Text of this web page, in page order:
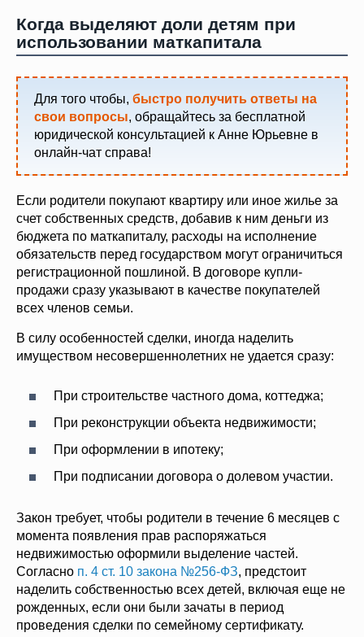
Когда выделяют доли детям при
использовании маткапитала
Для того чтобы, быстро получить ответы на
свои вопросы, обращайтесь за бесплатной
юридической консультацией к Анне Юрьевне в
онлайн-чат справа!
Если родители покупают квартиру или иное жилье за
счет собственных средств, добавив к ним деньги из
бюджета по маткапиталу, расходы на исполнение
обязательств перед государством могут ограничиться
регистрационной пошлиной. В договоре купли-
продажи сразу указывают в качестве покупателей
всех членов семьи.
В силу особенностей сделки, иногда наделить
имуществом несовершеннолетних не удается сразу:
При строительстве частного дома, коттеджа;
При реконструкции объекта недвижимости;
При оформлении в ипотеку;
При подписании договора о долевом участии.
Закон требует, чтобы родители в течение 6 месяцев с
момента появления прав распоряжаться
недвижимостью оформили выделение частей.
Согласно п. 4 ст. 10 закона №256-ФЗ, предстоит
наделить собственностью всех детей, включая еще не
рожденных, если они были зачаты в период
проведения сделки по семейному сертификату.